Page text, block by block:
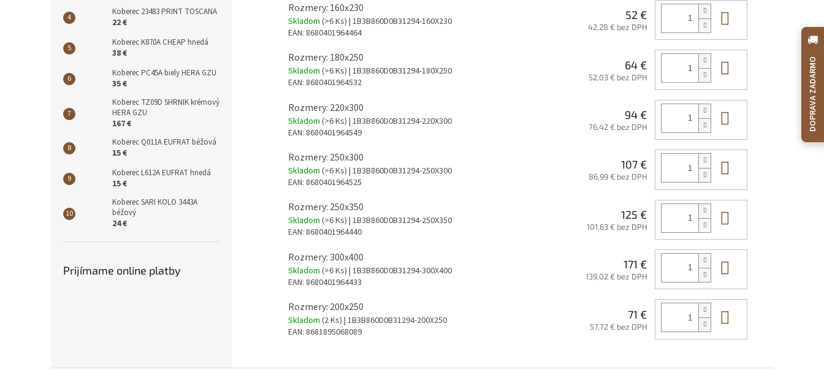
Koberec 23483 PRINT TOSCANA
22 €
Koberec K870A CHEAP hnedá
38 €
Koberec PC45A biely HERA GZU
35 €
Koberec TZ09D SHRNIK krémový
HERA GZU
167 €
Koberec Q011A EUFRAT béžová
15 €
Koberec L612A EUFRAT hnedá
15 €
Koberec SARI KOLO 3443A
béžový
24 €
Prijímame online platby
Rozmery: 160x230
Skladom (>6 Ks) | 1B3B860D0B31294-160X230
EAN: 8680401964464
52 €
42,28 € bez DPH
Rozmery: 180x250
Skladom (>6 Ks) | 1B3B860D0B31294-180X250
EAN: 8680401964532
64 €
52,03 € bez DPH
Rozmery: 220x300
Skladom (>6 Ks) | 1B3B860D0B31294-220X300
EAN: 8680401964549
94 €
76,42 € bez DPH
Rozmery: 250x300
Skladom (>6 Ks) | 1B3B860D0B31294-250X300
EAN: 8680401964525
107 €
86,99 € bez DPH
Rozmery: 250x350
Skladom (>6 Ks) | 1B3B860D0B31294-250X350
EAN: 8680401964440
125 €
101,63 € bez DPH
Rozmery: 300x400
Skladom (>6 Ks) | 1B3B860D0B31294-300X400
EAN: 8680401964433
171 €
139,02 € bez DPH
Rozmery: 200x250
Skladom (2 Ks) | 1B3B860D0B31294-200X250
EAN: 8681895068089
71 €
57,72 € bez DPH
🚚
DOPRAVA ZADARMO